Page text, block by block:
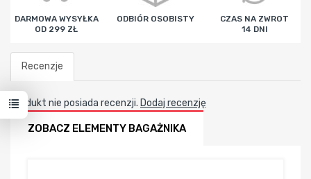
DARMOWA WYSYŁKA
OD 299 ZŁ
ODBIÓR OSOBISTY
CZAS NA ZWROT
14 DNI
Recenzje
Produkt nie posiada recenzji. Dodaj recenzję
ZOBACZ ELEMENTY BAGAŻNIKA